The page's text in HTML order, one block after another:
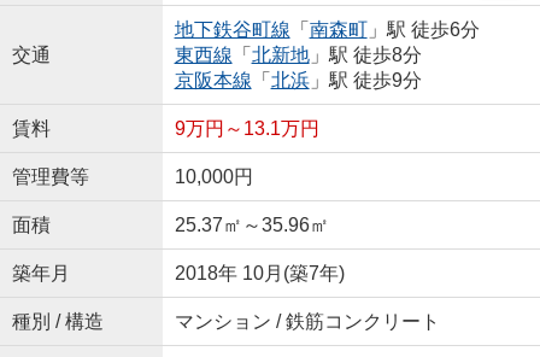
交通
地下鉄谷町線 「 南森町」駅 徒歩6分
東西線 「 北新地」駅 徒歩8分
京阪本線 「 北浜」駅 徒歩9分
賃料 9万円～13.1万円
管理費等 10,000円
面積 25.37㎡～35.96㎡
築年月 2018年 10月(築7年)
種別 / 構造 マンション / 鉄筋コンクリート